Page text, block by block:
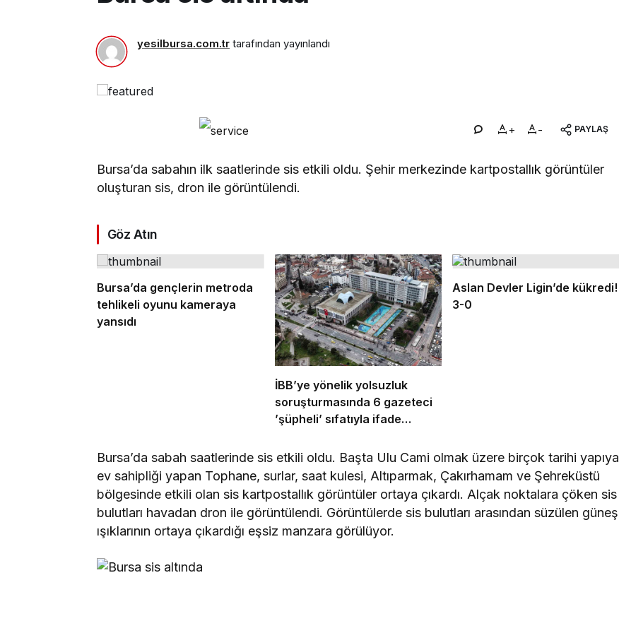
yesilbursa.com.tr tarafından yayınlandı
+ - PAYLAŞ
Bursa’da sabahın ilk saatlerinde sis etkili oldu. Şehir merkezinde kartpostallık görüntüler
oluşturan sis, dron ile görüntülendi.
Göz Atın
Bursa’da gençlerin metroda
tehlikeli oyunu kameraya
yansıdı
İBB’ye yönelik yolsuzluk
soruşturmasında 6 gazeteci
’şüpheli’ sıfatıyla ifade
Aslan Devler Ligin’de kükredi!
3-0
Bursa’da sabah saatlerinde sis etkili oldu. Başta Ulu Cami olmak üzere birçok tarihi yapıya
ev sahipliği yapan Tophane, surlar, saat kulesi, Altıparmak, Çakırhamam ve Şehreküstü
bölgesinde etkili olan sis kartpostallık görüntüler ortaya çıkardı. Alçak noktalara çöken sis
bulutları havadan dron ile görüntülendi. Görüntülerde sis bulutları arasından süzülen güneş
ışıklarının ortaya çıkardığı eşsiz manzara görülüyor.